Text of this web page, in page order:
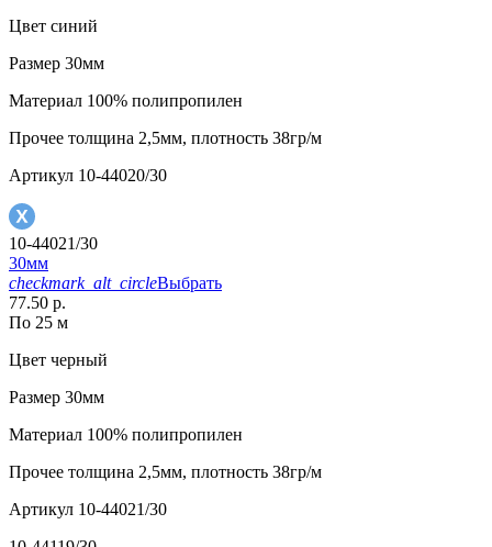
Цвет синий
Размер 30мм
Материал 100% полипропилен
Прочее толщина 2,5мм, плотность 38гр/м
Артикул 10-44020/30
10-44021/30
30мм
checkmark_alt_circleВыбрать
77.50 р.
По 25 м
Цвет черный
Размер 30мм
Материал 100% полипропилен
Прочее толщина 2,5мм, плотность 38гр/м
Артикул 10-44021/30